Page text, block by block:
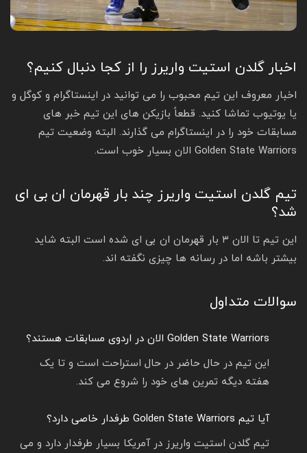
اخبار گلدن استیت واریرز را از کجا دنبال کنیم؟
اخبار معروف این تیم محبوب را می توانید در اینستاگرام و کوگل و
یا یوتیوب تماشا کنید. قطعاً بازیکن های این تیم خبر های
مسابقات خود را در اینستاگرام می گذارند. البته وضعیت تیم
Golden State Warriors الان بسیار خوب است.
تیم گلدن استیت واریرز چند بار قهرمان ان بی ای
شد؟
این تیم تا الان ۳ بار قهرمان ان بی ای شده است البته شاید
بیشتر باشه اما در رسانه ها چیزی نگفته اند.
سوالات متداول
Golden State Warriors الان در اردوی مسابقات هستند؟
این تیم در حال حاضر در حال استراحت است و تا یک
هفته دیگه تمرین های خود را شروع می کند.
آیا تیم Golden State Warriors طرفدار خاصی دارد؟
تیم گلدن استیت واریرز در آمریکا بسیار طرفدار دارد و می